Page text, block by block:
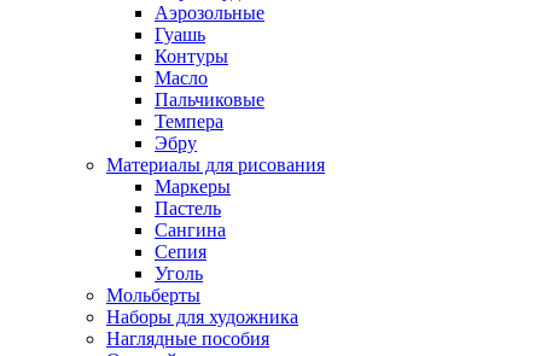
Аэрозольные
Гуашь
Контуры
Масло
Пальчиковые
Темпера
Эбру
Материалы для рисования
Маркеры
Пастель
Сангина
Сепия
Уголь
Мольберты
Наборы для художника
Наглядные пособия